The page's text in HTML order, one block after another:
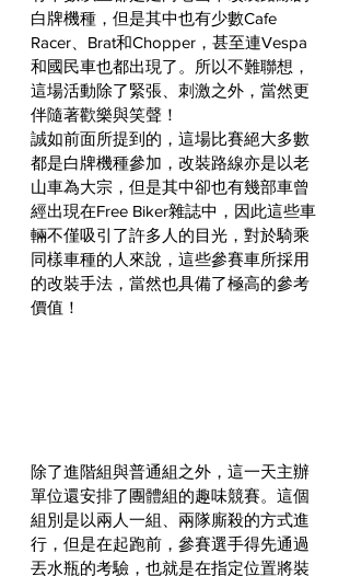
白牌機種，但是其中也有少數Cafe
Racer、Brat和Chopper，甚至連Vespa
和國民車也都出現了。所以不難聯想，
這場活動除了緊張、刺激之外，當然更
伴隨著歡樂與笑聲！
誠如前面所提到的，這場比賽絕大多數
都是白牌機種參加，改裝路線亦是以老
山車為大宗，但是其中卻也有幾部車曾
經出現在Free Biker雜誌中，因此這些車
輛不僅吸引了許多人的目光，對於騎乘
同樣車種的人來說，這些參賽車所採用
的改裝手法，當然也具備了極高的參考
價值！
除了進階組與普通組之外，這一天主辦
單位還安排了團體組的趣味競賽。這個
組別是以兩人一組、兩隊廝殺的方式進
行，但是在起跑前，參賽選手得先通過
丟水瓶的考驗，也就是在指定位置將裝